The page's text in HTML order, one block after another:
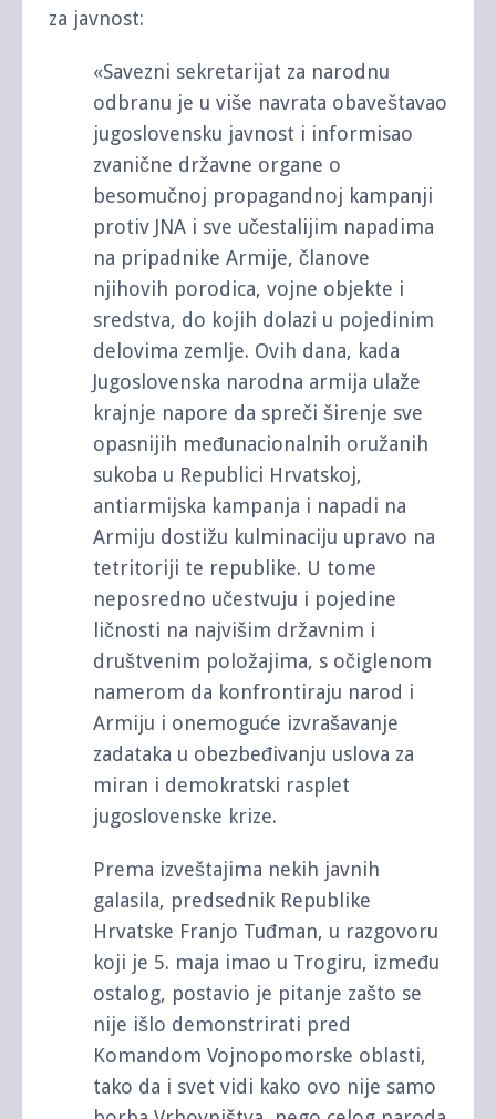
za javnost:
«Savezni sekretarijat za narodnu
odbranu je u više navrata obaveštavao
jugoslovensku javnost i informisao
zvanične državne organe o
besomučnoj propagandnoj kampanji
protiv JNA i sve učestalijim napadima
na pripadnike Armije, članove
njihovih porodica, vojne objekte i
sredstva, do kojih dolazi u pojedinim
delovima zemlje. Ovih dana, kada
Jugoslovenska narodna armija ulaže
krajnje napore da spreči širenje sve
opasnijih međunacionalnih oružanih
sukoba u Republici Hrvatskoj,
antiarmijska kampanja i napadi na
Armiju dostižu kulminaciju upravo na
tetritoriji te republike. U tome
neposredno učestvuju i pojedine
ličnosti na najvišim državnim i
društvenim položajima, s očiglenom
namerom da konfrontiraju narod i
Armiju i onemoguće izvrašavanje
zadataka u obezbeđivanju uslova za
miran i demokratski rasplet
jugoslovenske krize.
Prema izveštajima nekih javnih
galasila, predsednik Republike
Hrvatske Franjo Tuđman, u razgovoru
koji je 5. maja imao u Trogiru, između
ostalog, postavio je pitanje zašto se
nije išlo demonstrirati pred
Komandom Vojnopomorske oblasti,
tako da i svet vidi kako ovo nije samo